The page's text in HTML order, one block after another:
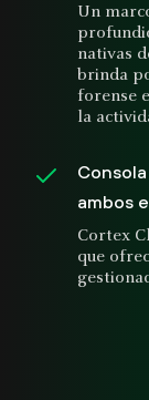
Un
nativas
brinda
forense
la
ambos
Cortex
que